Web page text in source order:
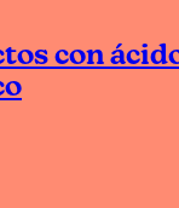
con